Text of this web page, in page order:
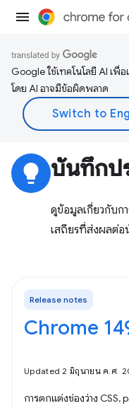
Google ใช้เทคโนโลยี AI เ
โดย AI อาจมีข้อผิดพลาด
lightbulb บันทึกป
ดูข้อมูลเกี่ยวกับก
เสถียรที่ส่งผลต่
Release notes
Chrome
Updated 2 มิถุนายน ค.ศ.
การตกแต่งช่องว่าง CSS,